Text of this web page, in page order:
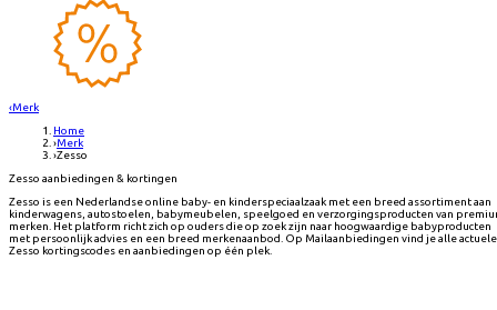
‹Merk
Home
›Merk
›Zesso
Zesso aanbiedingen & kortingen
Zesso is een Nederlandse online baby- en kinderspeciaalzaak met een breed assortiment aan
kinderwagens, autostoelen, babymeubelen, speelgoed en verzorgingsproducten van
merken. Het platform richt zich op ouders die op zoek zijn naar hoogwaardige babyproducten
met persoonlijk advies en een breed merkenaanbod. Op Mailaanbiedingen vind je alle actuele
Zesso kortingscodes en aanbiedingen op één plek.